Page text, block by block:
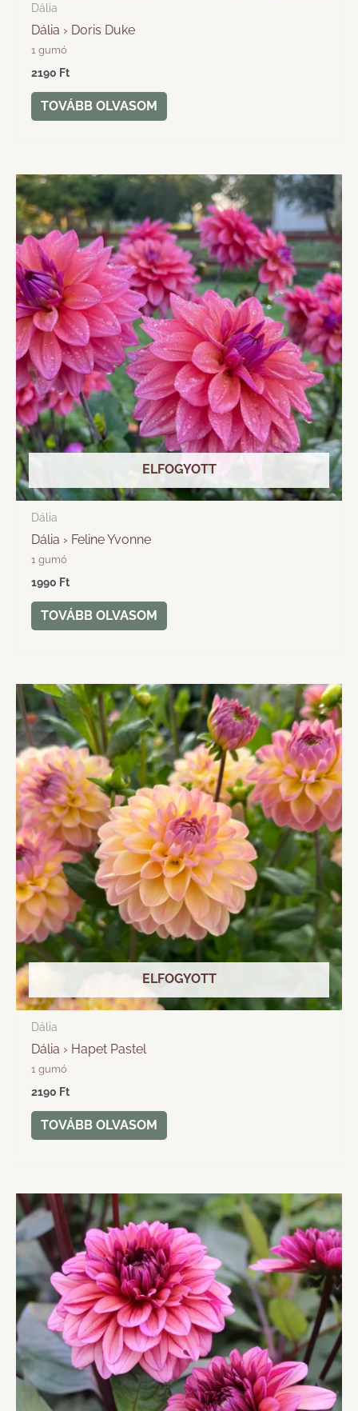
Dália
Dália › Doris Duke
1 gumó
2190 Ft
TOVÁBB OLVASOM
ELFOGYOTT
Dália
Dália › Feline Yvonne
1 gumó
1990 Ft
TOVÁBB OLVASOM
ELFOGYOTT
Dália
Dália › Hapet Pastel
1 gumó
2190 Ft
TOVÁBB OLVASOM